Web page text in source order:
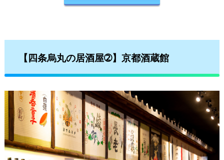
【四条烏丸の居酒屋➁】京都酒蔵館